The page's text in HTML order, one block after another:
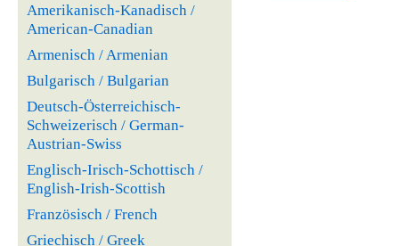
Amerikanisch-Kanadisch /
American-Canadian
Armenisch / Armenian
Bulgarisch / Bulgarian
Deutsch-Österreichisch-
Schweizerisch / German-
Austrian-Swiss
Englisch-Irisch-Schottisch /
English-Irish-Scottish
Französisch / French
Griechisch / Greek